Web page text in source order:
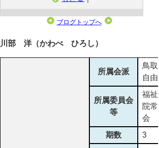
ブログトップへ
川部 洋（かわべ ひろし）
所属会派
鳥取
自由
所属委員会
等
福祉
院常
会
期数
3